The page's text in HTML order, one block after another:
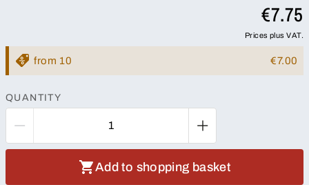
€7.75
Prices plus VAT.
from 10 €7.00
QUANTITY
Add to shopping basket